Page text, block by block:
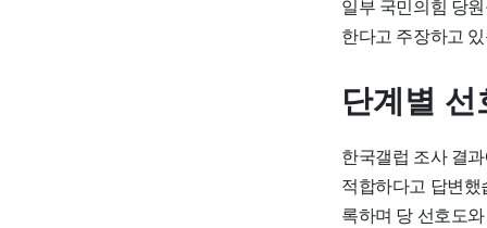
일부 국민의힘 당
한다고 주장하고
단계별
한국갤럽 조사 결
적합하다고 답변
록하며 당 선호도